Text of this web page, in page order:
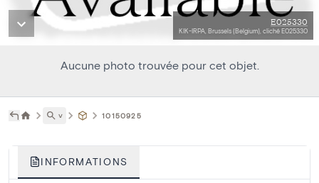
E025330
KIK-IRPA, Brussels (Belgium), cliché E025330
Aucune photo trouvée pour cet objet.
˅ 10150925
INFORMATIONS